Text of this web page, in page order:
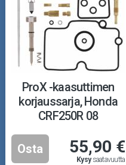
ProX -kaasuttimen
korjaussarja, Honda
CRF250R 08
Osta 55,90 €
Kysysaatavuutta